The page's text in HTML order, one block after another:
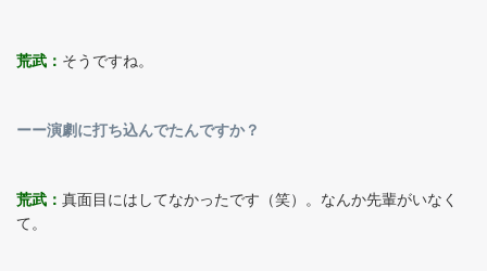
荒武： そうですね。
ーー演劇に打ち込んでたんですか？
荒武： 真面目にはしてなかったです（笑）。なんか先輩がいなく
て。